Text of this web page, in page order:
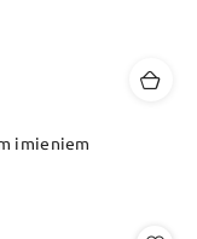
imieniem